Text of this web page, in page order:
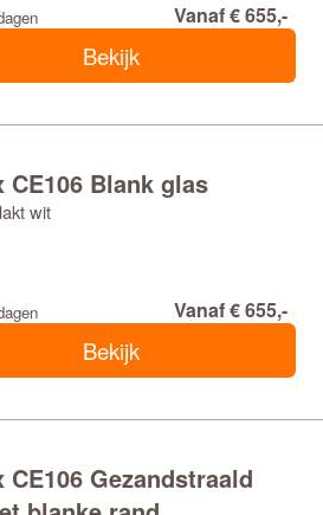
Vanaf € 655,-
Bekijk
CE106 Blank glas
wit
Vanaf € 655,-
Bekijk
CE106 Gezandstraald